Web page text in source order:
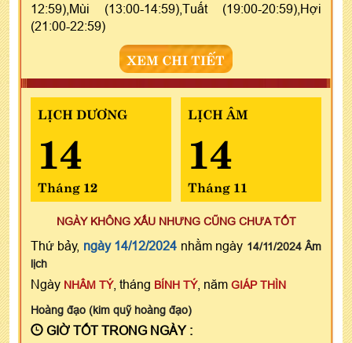
12:59),Mùi (13:00-14:59),Tuất (19:00-20:59),Hợi
(21:00-22:59)
XEM CHI TIẾT
LỊCH DƯƠNG
14
Tháng 12
LỊCH ÂM
14
Tháng 11
NGÀY KHÔNG XẤU NHƯNG CŨNG CHƯA TỐT
Thứ bảy, ngày 14/12/2024 nhằm ngày 14/11/2024 Âm
lịch
Ngày NHÂM TÝ, tháng BÍNH TÝ, năm GIÁP THÌN
Hoàng đạo (kim quỹ hoàng đạo)
GIỜ TỐT TRONG NGÀY :